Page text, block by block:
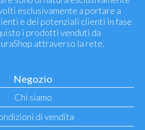
esclusivamente a portare a
e dei potenziali clienti in fase
i prodotti venduti da
attraverso la rete.
Negozio
Chi siamo
di vendita